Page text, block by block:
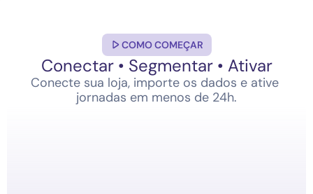
COMO COMEÇAR
Conectar • Segmentar • Ativar
Conecte sua loja, importe os dados e ative
jornadas em menos de 24h.